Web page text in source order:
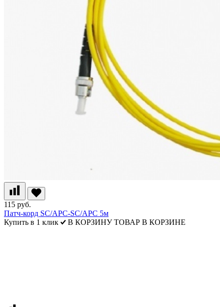
115 руб.
Патч-корд SC/APC-SC/APC 5м
Купить в 1 клик
В КОРЗИНУ ТОВАР В КОРЗИНЕ